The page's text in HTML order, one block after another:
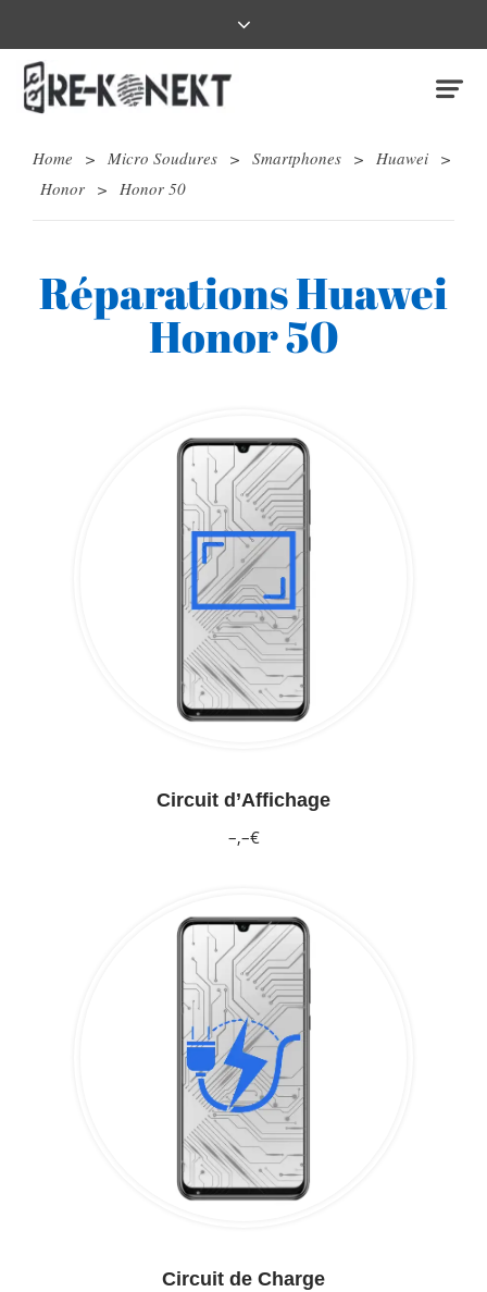
Home > Micro Soudures > Smartphones > Huawei >
Honor > Honor 50
Réparations Huawei
Honor 50
Circuit d’Affichage
–,–€
Circuit de Charge